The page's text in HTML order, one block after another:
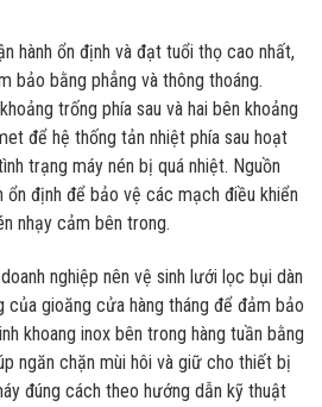
hành ổn định và đạt tuổi thọ cao nhất,
bảo bằng phẳng và thông thoáng.
trống phía sau và hai bên khoảng
để hệ thống tản nhiệt phía sau hoạt
trạng máy nén bị quá nhiệt. Nguồn
định để bảo vệ các mạch điều khiển
nhạy cảm bên trong.
nghiệp nên vệ sinh lưới lọc bụi dàn
của gioăng cửa hàng tháng để đảm bảo
khoang inox bên trong hàng tuần bằng
ngăn chặn mùi hôi và giữ cho thiết bị
đúng cách theo hướng dẫn kỹ thuật